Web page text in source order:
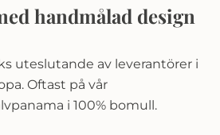
handmålad design
uteslutande av leverantörer i
Oftast på vår
i 100% bomull.